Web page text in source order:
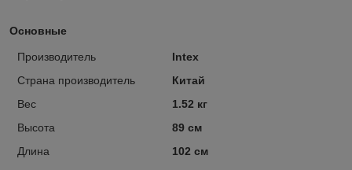
Основные
Производитель
Intex
Страна производитель
Китай
Вес
1.52 кг
Высота
89 см
Длина
102 см